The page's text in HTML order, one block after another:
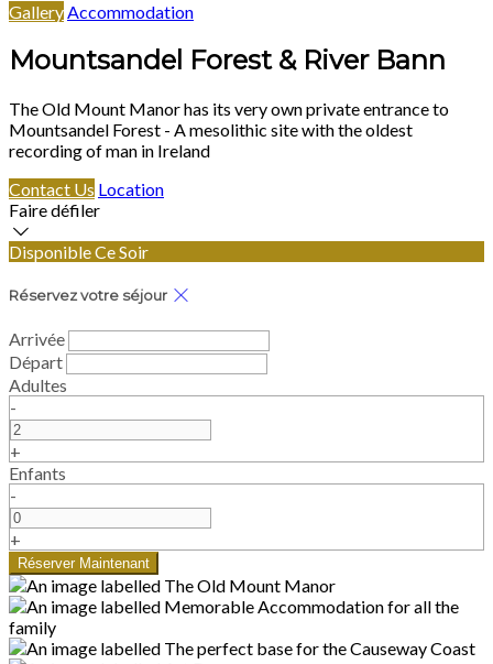
GalleryAccommodation
Mountsandel Forest & River Bann
The Old Mount Manor has its very own private entrance to
Mountsandel Forest - A mesolithic site with the oldest
recording of man in Ireland
Contact Us Location
Faire défiler
Disponible Ce Soir
Réservez votre séjour
Arrivée
Départ
Adultes
-
+
Enfants
-
+